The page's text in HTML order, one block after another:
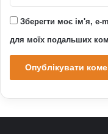
Зберегти моє ім'я, e-
для моїх подальших